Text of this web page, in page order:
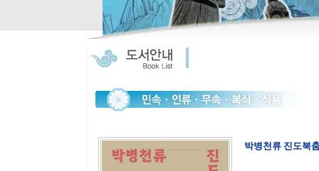
박병천류 진도북